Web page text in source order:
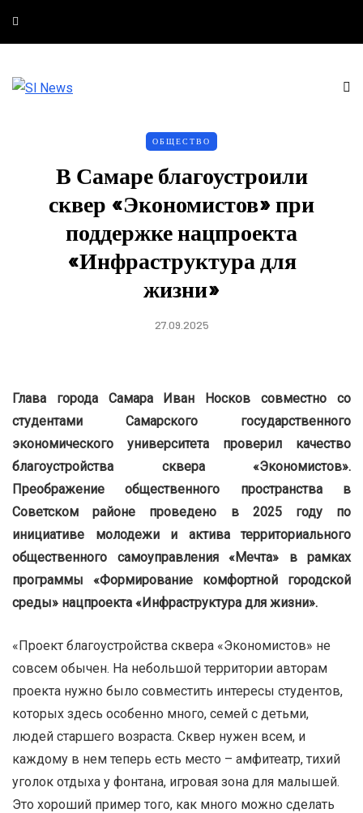
ОБЩЕСТВО
В Самаре благоустроили
сквер «Экономистов» при
поддержке нацпроекта
«Инфраструктура для
жизни»
27.09.2025
Глава города Самара Иван Носков совместно со
студентами Самарского государственного
экономического университета проверил качество
благоустройства сквера «Экономистов».
Преображение общественного пространства в
Советском районе проведено в 2025 году по
инициативе молодежи и актива территориального
общественного самоуправления «Мечта» в рамках
программы «Формирование комфортной городской
среды» нацпроекта «Инфраструктура для жизни».
«Проект благоустройства сквера «Экономистов» не
совсем обычен. На небольшой территории авторам
проекта нужно было совместить интересы студентов,
которых здесь особенно много, семей с детьми,
людей старшего возраста. Сквер нужен всем, и
каждому в нем теперь есть место – амфитеатр, тихий
уголок отдыха у фонтана, игровая зона для малышей.
Это хороший пример того, как много можно сделать